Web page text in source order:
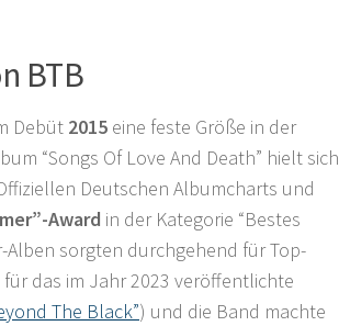
BTB
Debüt 2015 eine feste Größe in der
“Songs Of Love And Death” hielt sich
Deutschen Albumcharts und
Award in der Kategorie “Bestes
Alben sorgten durchgehend für Top-
das im Jahr 2023 veröffentlichte
The Black”) und die Band machte